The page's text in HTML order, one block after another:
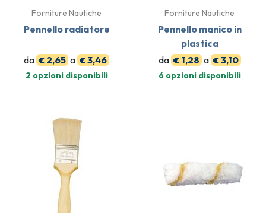
Forniture Nautiche
Pennello radiatore
da € 2,65 a €3,46
2 opzioni disponibili
Forniture Nautiche
Pennello manico in
plastica
da €1,28 a €3,10
6 opzioni disponibili